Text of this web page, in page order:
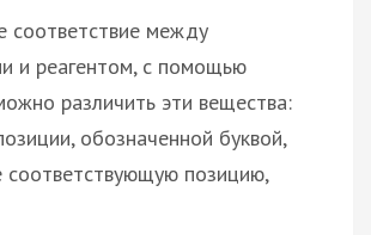
соответствие между
и реагентом, с помощью
различить эти вещества:
обозначенной буквой,
соответствующую позицию,